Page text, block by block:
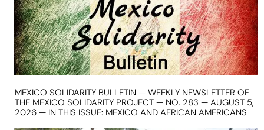
MEXICO SOLIDARITY BULLETIN — WEEKLY NEWSLETTER OF
THE MEXICO SOLIDARITY PROJECT — NO. 283 — AUGUST 5,
2026 — IN THIS ISSUE: MEXICO AND AFRICAN AMERICANS